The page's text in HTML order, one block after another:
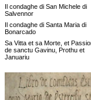
Il condaghe di San Michele di
Salvennor
Il condaghe di Santa Maria di
Bonarcado
Sa Vitta et sa Morte, et
de sanctu Gavinu, Prothu et
Januariu